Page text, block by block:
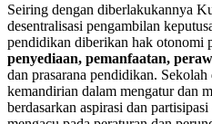
Seiring dengan diberlakukannya
desentralisasi pengambilan
pendidikan diberikan hak otonomi
penyediaan, pemanfaatan,
dan prasarana pendidikan.
kemandirian dalam mengatur dan
berdasarkan aspirasi dan